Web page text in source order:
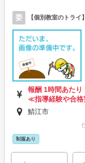
委 【個別教室のトライ
報酬 1時間あたり
≪指導経験や合格
鯖江市
制服あり